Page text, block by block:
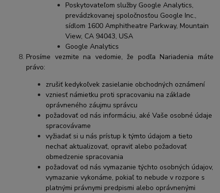
Poskytovateľom služby Google Analytics,
prevádzkovanej spoločnosťou Google Inc.,
sídlom 1600 Amphitheatre Parkway, Mountain
View, CA 94043, USA
Google Analytics
Prosíme vezmite na vedomie, že podľa Nariadenia máte
právo:
zrušiť kedykoľvek zasielanie obchodných oznámení
vzniesť námietku proti spracovaniu na základe
oprávneného záujmu správcu
požadovať od nás informáciu, aké Vaše osobné údaje
spracovávame
vyžiadať si u nás prístup k týmto údajom a tieto
nechať aktualizovať, opraviť alebo požadovať
obmedzenie spracovania
požadovať od nás vymazanie týchto osobných údajov,
vymazanie vykonáme, pokiaľ to nebude v rozpore s
platnými právnymi predpismi alebo oprávnenými